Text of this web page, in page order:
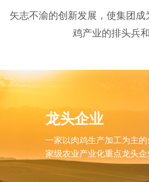
龙头企业
一家以肉鸡生产加工为主的
家级农业产业化重点龙头企
矢志不渝的创新发展，使集团
鸡产业的排头兵